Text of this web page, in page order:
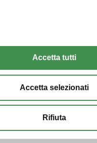
Accetta tutti
Accetta selezionati
Rifiuta